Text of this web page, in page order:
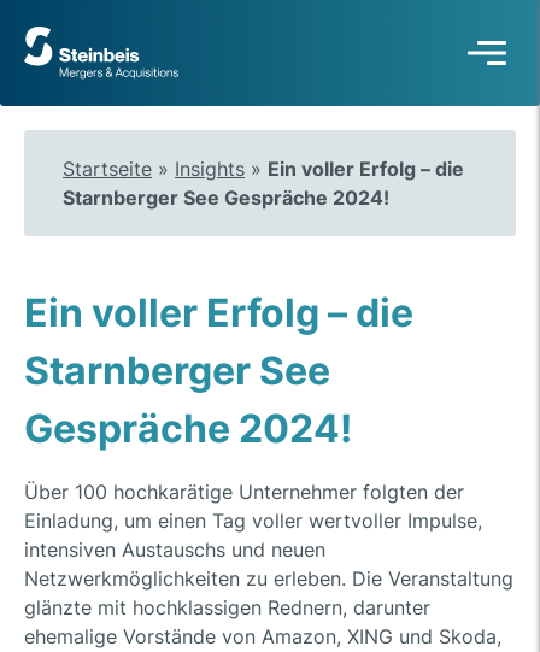
Zur
Startseite
Startseite » Insights » Ein voller Erfolg – die
Starnberger See Gespräche 2024!
Ein voller Erfolg – die
Starnberger See
Gespräche 2024!
Über 100 hochkarätige Unternehmer folgten der
Einladung, um einen Tag voller wertvoller Impulse,
intensiven Austauschs und neuen
Netzwerkmöglichkeiten zu erleben. Die Veranstaltung
glänzte mit hochklassigen Rednern, darunter
ehemalige Vorstände von Amazon, XING und Skoda,